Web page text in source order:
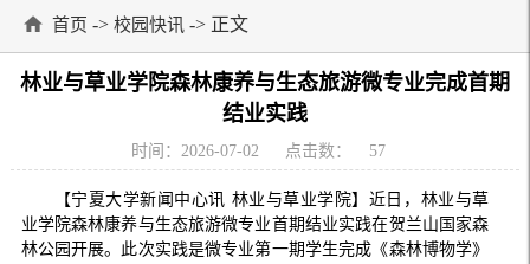
首页 -> 校园快讯 -> 正文
林业与草业学院森林康养与生态旅游微专业完成首期
结业实践
时间：2026-07-02 点击数： 57
【宁夏大学新闻中心讯 林业与草业学院】近日，林业与草
业学院森林康养与生态旅游微专业首期结业实践在贺兰山国家森
林公园开展。此次实践是微专业第一期学生完成《森林博物学》